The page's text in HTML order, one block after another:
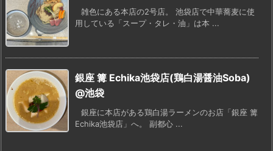
雑色にある本店の2号店。 池袋店で中華蕎麦に使
用している「スープ・タレ・油」は本 ...
銀座 篝 Echika池袋店(鶏白湯醤油Soba)
@池袋
銀座に本店がある鶏白湯ラーメンのお店「銀座 篝
Echika池袋店」へ。 副都心 ...